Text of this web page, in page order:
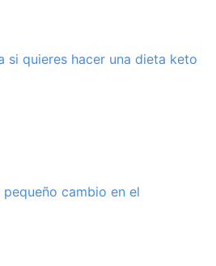
si quieres hacer una dieta keto
cambio en el